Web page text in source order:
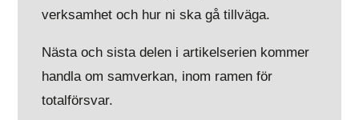
verksamhet och hur ni ska gå tillväga.
Nästa och sista delen i artikelserien kommer
handla om samverkan, inom ramen för
totalförsvar.